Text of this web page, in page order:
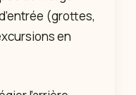
(grottes,
en